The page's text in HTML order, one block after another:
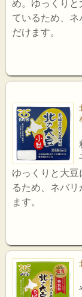
め。ゆっくり
ているため、
だけます。
ゆっくりと大
るため、ネバ
ます。